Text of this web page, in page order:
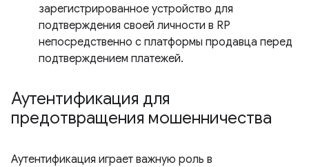
зарегистрированное устройство для
подтверждения своей личности в RP
непосредственно с платформы продавца перед
подтверждением платежей.
Аутентификация для
предотвращения мошенничества
Аутентификация играет важную роль в